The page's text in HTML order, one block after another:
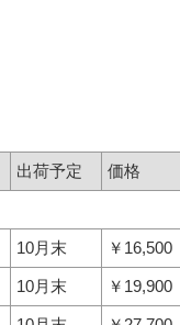
出荷予定 価格
10月末 ￥16,500
10月末 ￥19,900